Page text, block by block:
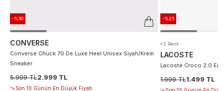
-%50
CONVERSE
Converse Chuck 70 De Luxe Heel Unisex Siyah/Krem
Sneaker
5.999 TL2.999 TL
Son 10 Günün En Düşük Fiyatı
-%25
+2 Renk
LACOSTE
Lacoste Croco 2.0
1.999 TL1.499 TL